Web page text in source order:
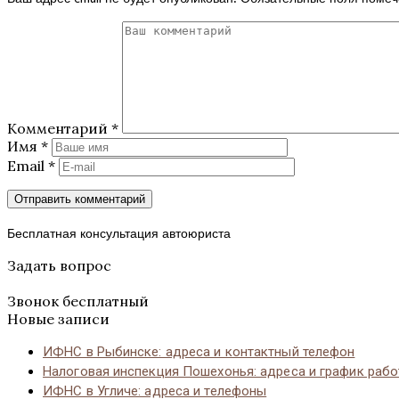
Комментарий *
Имя *
Email *
Бесплатная консультация автоюриста
Задать вопрос
Звонок бесплатный
Новые записи
ИФНС в Рыбинске: адреса и контактный телефон
Налоговая инспекция Пошехонья: адреса и график
ИФНС в Угличе: адреса и телефоны